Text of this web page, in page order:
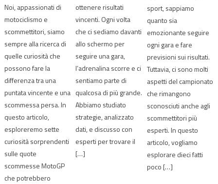
Noi, appassionati di
motociclismo e
scommettitori, siamo
sempre alla ricerca di
quelle curiosità che
possono fare la
differenza tra una
puntata vincente e una
scommessa persa. In
questo articolo,
esploreremo sette
curiosità sorprendenti
sulle quote
scommesse MotoGP
che potrebbero
ottenere risultati
vincenti. Ogni volta
che ci sediamo davanti
allo schermo per
seguire una gara,
l’adrenalina scorre e ci
sentiamo parte di
qualcosa di più grande.
Abbiamo studiato
strategie, analizzato
dati, e discusso con
esperti per trovare il
[…]
sport, sappiamo
quanto sia
emozionante seguire
ogni gara e fare
previsioni sui risultati.
Tuttavia, ci sono molti
aspetti del campionato
che rimangono
sconosciuti anche agli
scommettitori più
esperti. In questo
articolo, vogliamo
esplorare dieci fatti
poco […]